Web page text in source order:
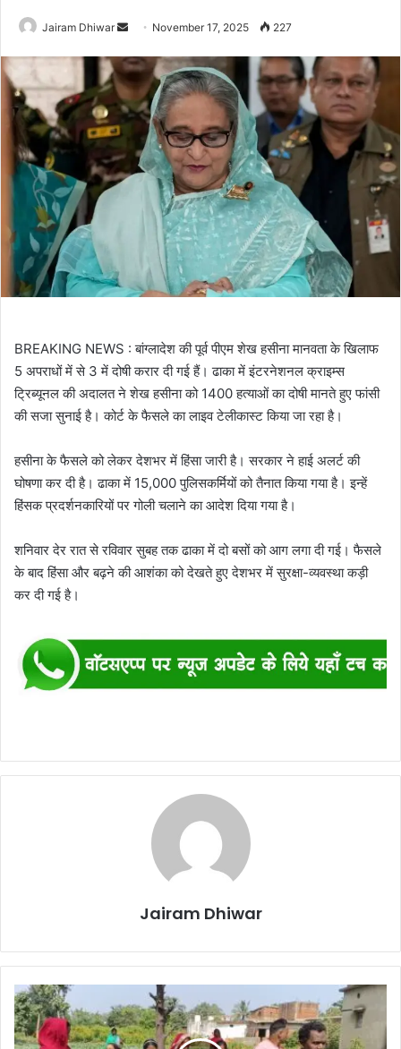
Jairam Dhiwar
Send
email
November 17, 2025 227
BREAKING NEWS : बांग्लादेश की पूर्व पीएम शेख हसीना मानवता के खिलाफ
5 अपराधों में से 3 में दोषी करार दी गई हैं। ढाका में इंटरनेशनल क्राइम्स
ट्रिब्यूनल की अदालत ने शेख हसीना को 1400 हत्याओं का दोषी मानते हुए फांसी
की सजा सुनाई है। कोर्ट के फैसले का लाइव टेलीकास्ट किया जा रहा है।
हसीना के फैसले को लेकर देशभर में हिंसा जारी है। सरकार ने हाई अलर्ट की
घोषणा कर दी है। ढाका में 15,000 पुलिसकर्मियों को तैनात किया गया है। इन्हें
हिंसक प्रदर्शनकारियों पर गोली चलाने का आदेश दिया गया है।
शनिवार देर रात से रविवार सुबह तक ढाका में दो बसों को आग लगा दी गई। फैसले
के बाद हिंसा और बढ़ने की आशंका को देखते हुए देशभर में सुरक्षा-व्यवस्था कड़ी
कर दी गई है।
Jairam Dhiwar
KORBA:
इमलीडुग्गू
में